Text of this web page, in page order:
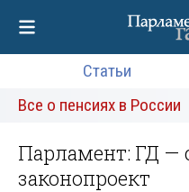
Статьи
Все о пенсиях в России
Парламент: ГД —
законопроект